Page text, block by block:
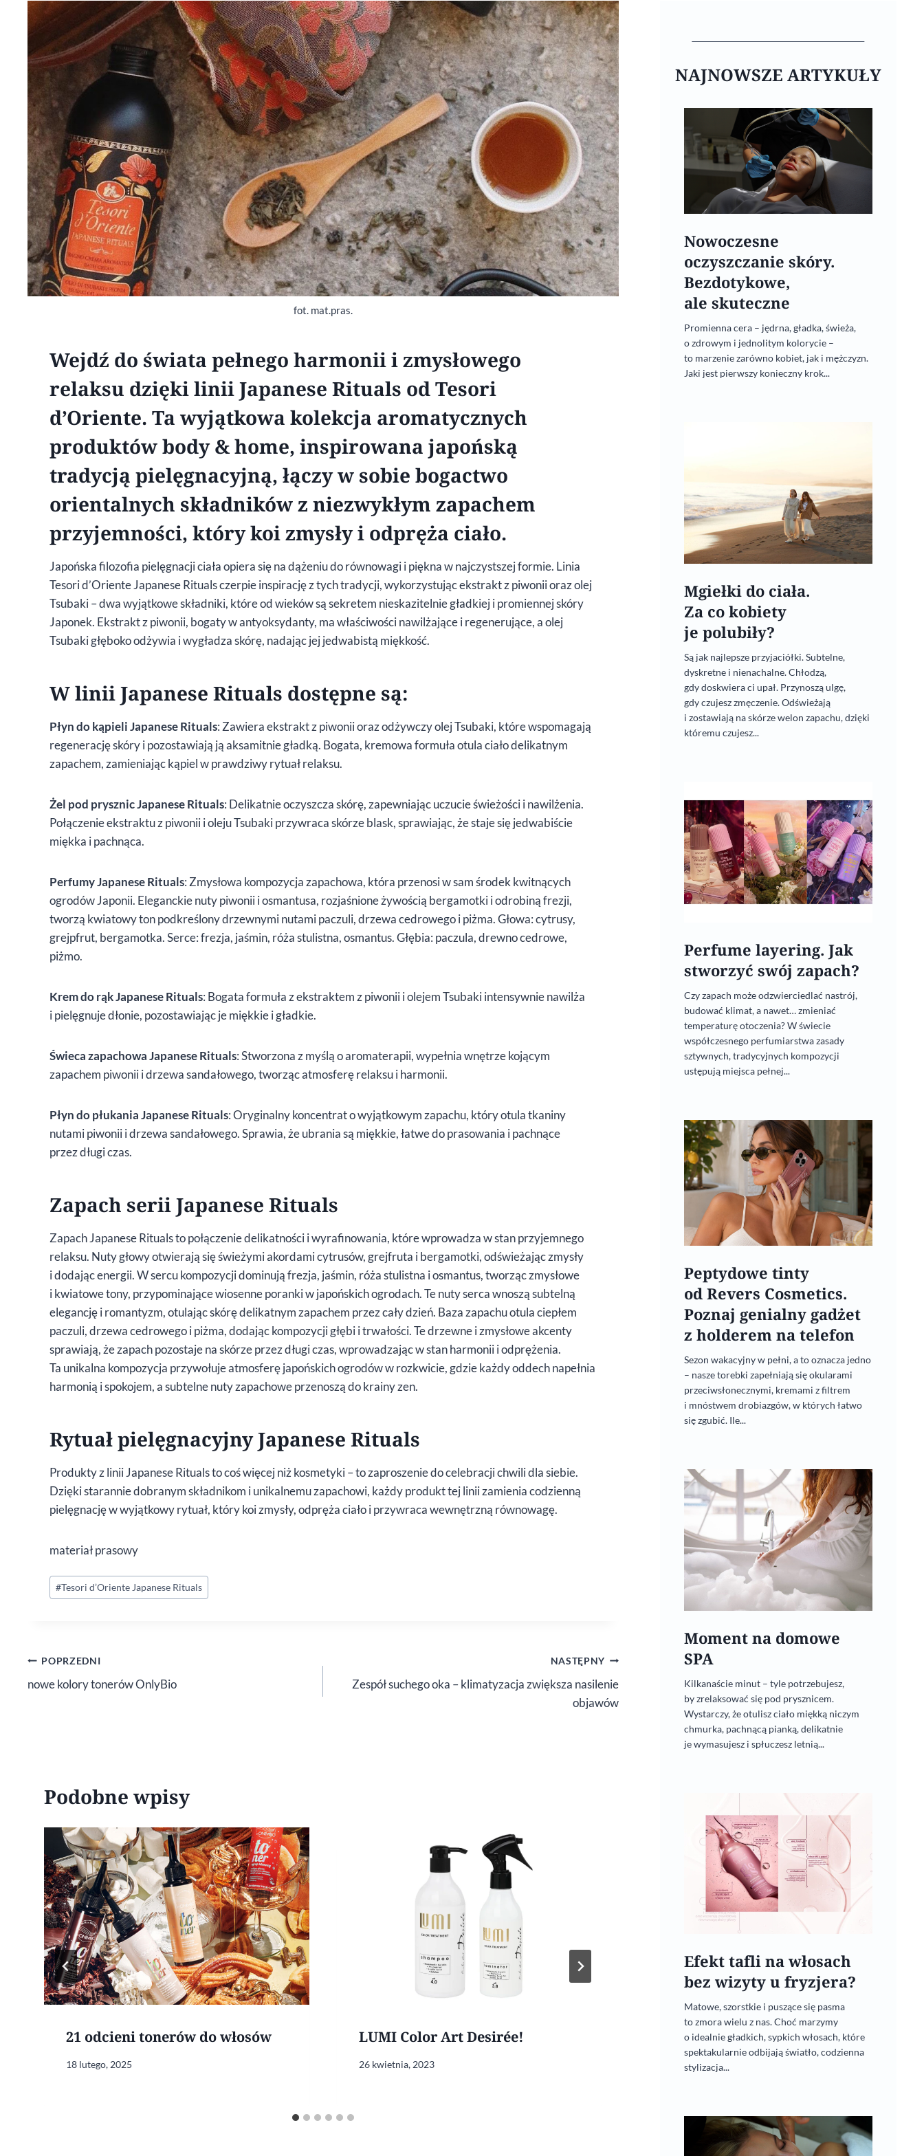
fot. mat.pras.
Wejdź do świata pełnego harmonii i zmysłowego
relaksu dzięki linii Japanese Rituals od Tesori
d’Oriente. Ta wyjątkowa kolekcja aromatycznych
produktów body & home, inspirowana japońską
tradycją pielęgnacyjną, łączy w sobie bogactwo
orientalnych składników z niezwykłym zapachem
przyjemności, który koi zmysły i odpręża ciało.
Japońska filozofia pielęgnacji ciała opiera się na dążeniu do równowagi i piękna w najczystszej formie. Linia
Tesori d’Oriente Japanese Rituals czerpie inspirację z tych tradycji, wykorzystując ekstrakt z piwonii oraz olej
Tsubaki – dwa wyjątkowe składniki, które od wieków są sekretem nieskazitelnie gładkiej i promiennej skóry
Japonek. Ekstrakt z piwonii, bogaty w antyoksydanty, ma właściwości nawilżające i regenerujące, a olej
Tsubaki głęboko odżywia i wygładza skórę, nadając jej jedwabistą miękkość.
W linii Japanese Rituals dostępne są:
Płyn do kąpieli Japanese Rituals: Zawiera ekstrakt z piwonii oraz odżywczy olej Tsubaki, które wspomagają
regenerację skóry i pozostawiają ją aksamitnie gładką. Bogata, kremowa formuła otula ciało delikatnym
zapachem, zamieniając kąpiel w prawdziwy rytuał relaksu.
Żel pod prysznic Japanese Rituals: Delikatnie oczyszcza skórę, zapewniając uczucie świeżości i nawilżenia.
Połączenie ekstraktu z piwonii i oleju Tsubaki przywraca skórze blask, sprawiając, że staje się jedwabiście
miękka i pachnąca.
Perfumy Japanese Rituals: Zmysłowa kompozycja zapachowa, która przenosi w sam środek kwitnących
ogrodów Japonii. Eleganckie nuty piwonii i osmantusa, rozjaśnione żywością bergamotki i odrobiną frezji,
tworzą kwiatowy ton podkreślony drzewnymi nutami paczuli, drzewa cedrowego i piżma. Głowa: cytrusy,
grejpfrut, bergamotka. Serce: frezja, jaśmin, róża stulistna, osmantus. Głębia: paczula, drewno cedrowe,
piżmo.
Krem do rąk Japanese Rituals: Bogata formuła z ekstraktem z piwonii i olejem Tsubaki intensywnie nawilża
i pielęgnuje dłonie, pozostawiając je miękkie i gładkie.
Świeca zapachowa Japanese Rituals: Stworzona z myślą o aromaterapii, wypełnia wnętrze kojącym
zapachem piwonii i drzewa sandałowego, tworząc atmosferę relaksu i harmonii.
Płyn do płukania Japanese Rituals: Oryginalny koncentrat o wyjątkowym zapachu, który otula tkaniny
nutami piwonii i drzewa sandałowego. Sprawia, że ubrania są miękkie, łatwe do prasowania i pachnące
przez długi czas.
Zapach serii Japanese Rituals
Zapach Japanese Rituals to połączenie delikatności i wyrafinowania, które wprowadza w stan przyjemnego
relaksu. Nuty głowy otwierają się świeżymi akordami cytrusów, grejfruta i bergamotki, odświeżając zmysły
i dodając energii. W sercu kompozycji dominują frezja, jaśmin, róża stulistna i osmantus, tworząc zmysłowe
i kwiatowe tony, przypominające wiosenne poranki w japońskich ogrodach. Te nuty serca wnoszą subtelną
elegancję i romantyzm, otulając skórę delikatnym zapachem przez cały dzień. Baza zapachu otula ciepłem
paczuli, drzewa cedrowego i piżma, dodając kompozycji głębi i trwałości. Te drzewne i zmysłowe akcenty
sprawiają, że zapach pozostaje na skórze przez długi czas, wprowadzając w stan harmonii i odprężenia.
Ta unikalna kompozycja przywołuje atmosferę japońskich ogrodów w rozkwicie, gdzie każdy oddech napełnia
harmonią i spokojem, a subtelne nuty zapachowe przenoszą do krainy zen.
Rytuał pielęgnacyjny Japanese Rituals
Produkty z linii Japanese Rituals to coś więcej niż kosmetyki – to zaproszenie do celebracji chwili dla siebie.
Dzięki starannie dobranym składnikom i unikalnemu zapachowi, każdy produkt tej linii zamienia codzienną
pielęgnację w wyjątkowy rytuał, który koi zmysły, odpręża ciało i przywraca wewnętrzną równowagę.
materiał prasowy
Tagi
wpisu:
#Tesori d’Oriente Japanese Rituals
Nawigacja
wpisu
POPRZEDNI
nowe kolory tonerów OnlyBio
NASTĘPNY
Zespół suchego oka – klimatyzacja zwiększa nasilenie
objawów
Podobne wpisy
21 odcieni tonerów do włosów
18 lutego, 2025
LUMI Color Art Desirée!
26 kwietnia, 2023
Wool So Cool
28 października, 2024
NAJNOWSZE ARTYKUŁY
Nowoczesne
oczyszczanie skóry.
Bezdotykowe,
ale skuteczne
Promienna cera – jędrna, gładka, świeża,
o zdrowym i jednolitym kolorycie –
to marzenie zarówno kobiet, jak i mężczyzn.
Jaki jest pierwszy konieczny krok...
Mgiełki do ciała.
Za co kobiety
je polubiły?
Są jak najlepsze przyjaciółki. Subtelne,
dyskretne i nienachalne. Chłodzą,
gdy doskwiera ci upał. Przynoszą ulgę,
gdy czujesz zmęczenie. Odświeżają
i zostawiają na skórze welon zapachu, dzięki
któremu czujesz...
Perfume layering. Jak
stworzyć swój zapach?
Czy zapach może odzwierciedlać nastrój,
budować klimat, a nawet… zmieniać
temperaturę otoczenia? W świecie
współczesnego perfumiarstwa zasady
sztywnych, tradycyjnych kompozycji
ustępują miejsca pełnej...
Peptydowe tinty
od Revers Cosmetics.
Poznaj genialny gadżet
z holderem na telefon
Sezon wakacyjny w pełni, a to oznacza jedno
– nasze torebki zapełniają się okularami
przeciwsłonecznymi, kremami z filtrem
i mnóstwem drobiazgów, w których łatwo
się zgubić. Ile...
Moment na domowe
SPA
Kilkanaście minut – tyle potrzebujesz,
by zrelaksować się pod prysznicem.
Wystarczy, że otulisz ciało miękką niczym
chmurka, pachnącą pianką, delikatnie
je wymasujesz i spłuczesz letnią...
Efekt tafli na włosach
bez wizyty u fryzjera?
Matowe, szorstkie i puszące się pasma
to zmora wielu z nas. Choć marzymy
o idealnie gładkich, sypkich włosach, które
spektakularnie odbijają światło, codzienna
stylizacja...